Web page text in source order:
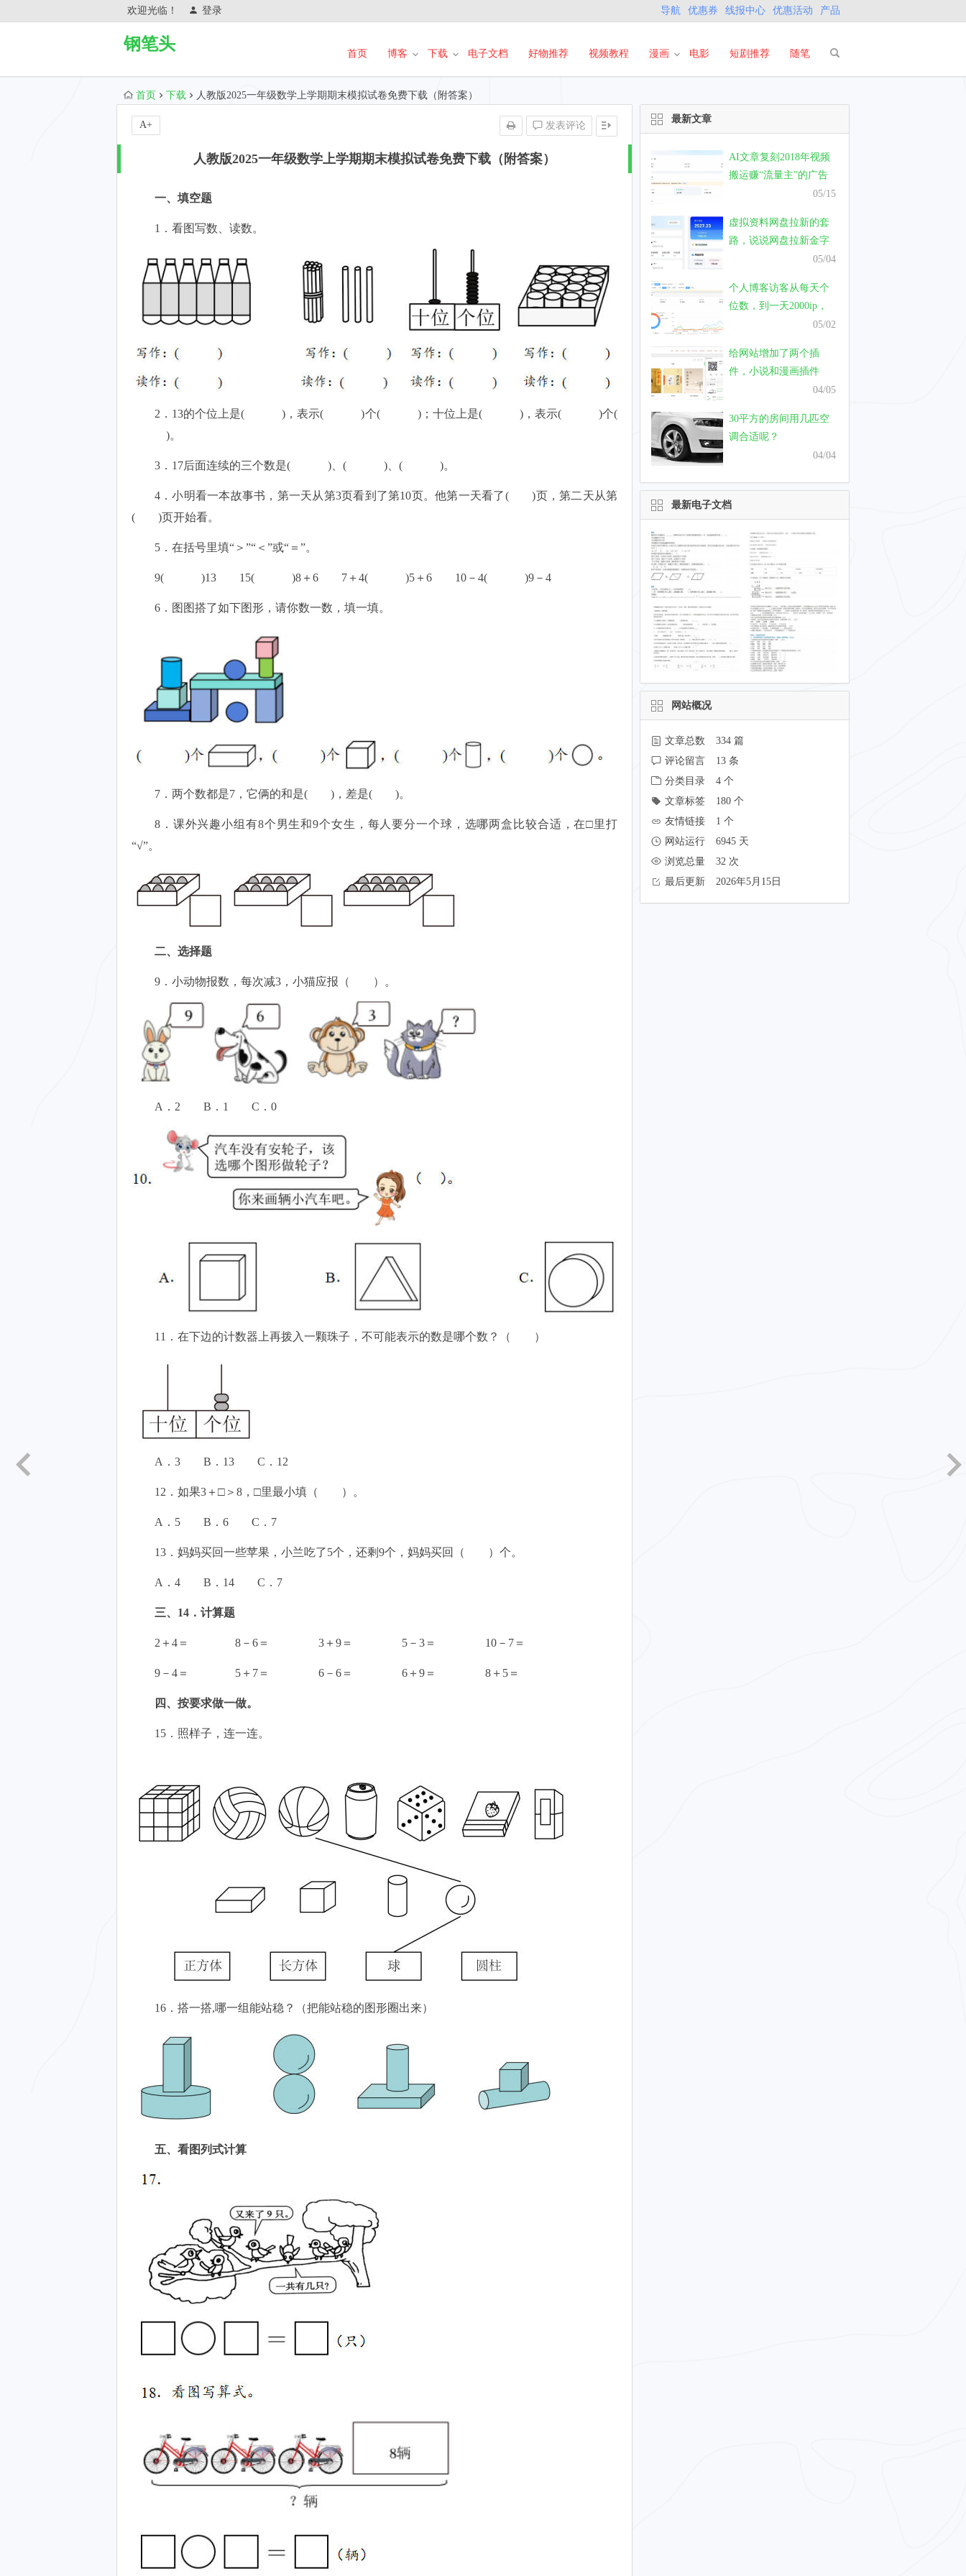
欢迎光临！ 登录 导航 优惠券 线报中心 优惠活动 产品
钢笔头
首页 博客 下载 电子文档 好物推荐 视频教程 漫画 电影 短剧推荐 随笔
首页 下载 人教版2025一年级数学上学期期末模拟试卷免费下载（附答案）
人教版2025一年级数学上学期期末模拟试卷免费下载（附答案）
发表评论
A+
一、填空题
1．看图写数、读数。
2．13的个位上是( )，表示( )个( )；十位上是( )，表示( )个(
)。
3．17后面连续的三个数是( )、( )、( )。
4．小明看一本故事书，第一天从第3页看到了第10页。他第一天看了( )页，第二天从第
( )页开始看。
5．在括号里填“＞”“＜”或“＝”。
9( )13 15( )8＋6 7＋4( )5＋6 10－4( )9－4
6．图图搭了如下图形，请你数一数，填一填。
7．两个数都是7，它俩的和是( )，差是( )。
8．课外兴趣小组有8个男生和9个女生，每人要分一个球，选哪两盒比较合适，在□里打
“√”。
二、选择题
9．小动物报数，每次减3，小猫应报（ ）。
A．2 B．1 C．0
11．在下边的计数器上再拨入一颗珠子，不可能表示的数是哪个数？（ ）
A．3 B．13 C．12
12．如果3＋□＞8，□里最小填（ ）。
A．5 B．6 C．7
13．妈妈买回一些苹果，小兰吃了5个，还剩9个，妈妈买回（ ）个。
A．4 B．14 C．7
三、14．计算题
2＋4＝ 8－6＝ 3＋9＝ 5－3＝ 10－7＝
9－4＝ 5＋7＝ 6－6＝ 6＋9＝ 8＋5＝
四、按要求做一做。
15．照样子，连一连。
16．搭一搭,哪一组能站稳？（把能站稳的图形圈出来）
五、看图列式计算
最新文章
AI文章复刻2018年视频
搬运赚“流量主”的广告
费，真的能有钱赚吗？
05/15
虚拟资料网盘拉新的套
路，说说网盘拉新金字
05/04
个人博客访客从每天个
位数，到一天2000ip，
05/02
给网站增加了两个插
件，小说和漫画插件
04/05
30平方的房间用几匹空
调合适呢？
04/04
最新电子文档
网站概况
文章总数
334 篇
评论留言
13 条
分类目录
4 个
文章标签
180 个
友情链接
1 个
网站运行
6945 天
浏览总量
32 次
最后更新
2026年5月15日